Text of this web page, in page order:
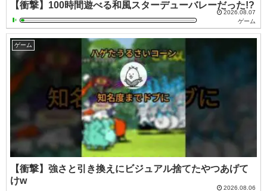
【衝撃】100時間遊べる和風スターデューバレーだった!?
2026.08.07
ゲーム
ゲーム
【衝撃】強さと引き換えにビジュアル捨てたやつあげて
けw
2026.08.06